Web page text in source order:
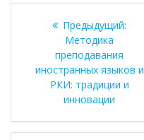
Навигация
записям
Предыдущий:
Методика
преподавания
иностранных языков и
РКИ: традиции и
инновации